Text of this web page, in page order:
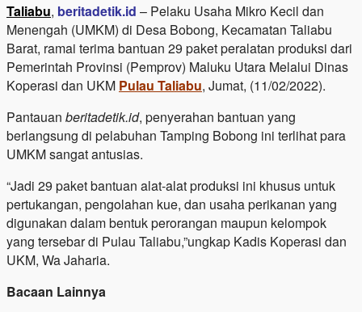
Taliabu, beritadetik.id – Pelaku Usaha Mikro Kecil dan
Menengah (UMKM) di Desa Bobong, Kecamatan Taliabu
Barat, ramai terima bantuan 29 paket peralatan produksi dari
Pemerintah Provinsi (Pemprov) Maluku Utara Melalui Dinas
Koperasi dan UKM Pulau Taliabu, Jumat, (11/02/2022).
Pantauan beritadetik.id, penyerahan bantuan yang
berlangsung di pelabuhan Tamping Bobong ini terlihat para
UMKM sangat antusias.
“Jadi 29 paket bantuan alat-alat produksi ini khusus untuk
pertukangan, pengolahan kue, dan usaha perikanan yang
digunakan dalam bentuk perorangan maupun kelompok
yang tersebar di Pulau Taliabu,”ungkap Kadis Koperasi dan
UKM, Wa Jaharia.
Bacaan Lainnya